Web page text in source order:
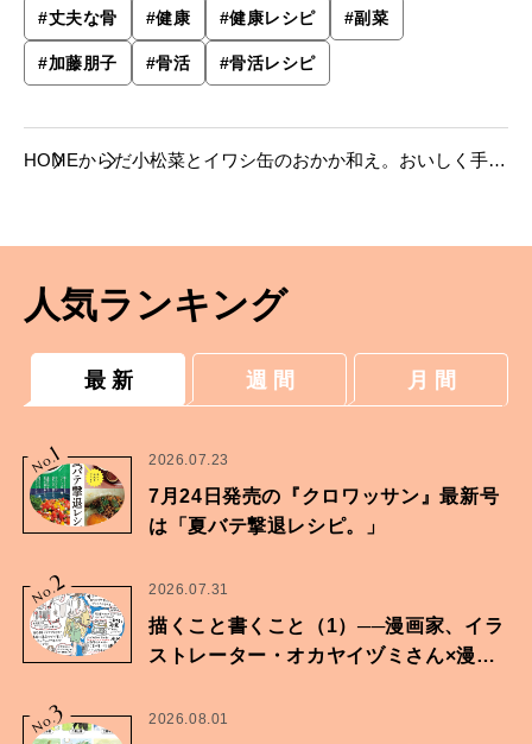
#丈夫な骨 #健康 #健康レシピ #副菜
#加藤朋子 #骨活 #骨活レシピ
HOMEからだ小松菜とイワシ缶のおかか和え。おいしく手軽
人気ランキング
最 新 週 間 月 間
No.
1 2026.07.23
7月24日発売の『クロワッサン』最新号
は「夏バテ撃退レシピ。」
No.2 2026.07.31
描くこと書くこと（1）──漫画家、イラ
ストレーター・オカヤイヅミさん×漫画
No.3 2026.08.01